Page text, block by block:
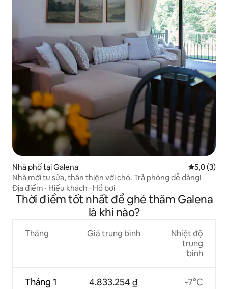
Nhà phố tại Galena Xếp hạng
5,0 (3)
Nhà mới tu sửa, thân thiện với chó. Trả phòng dễ dàng!
Địa điểm · Hiếu khách · Hồ bơi
Thời điểm tốt nhất để ghé thăm Galena
là khi nào?
Tháng
Tháng 1
Giá trung bình
4.833.254 ₫
Nhiệt độ
trung
bình
-7°C